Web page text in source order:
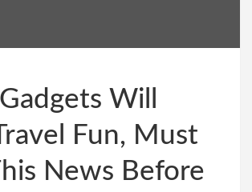
Will
Fun, Must
News Before